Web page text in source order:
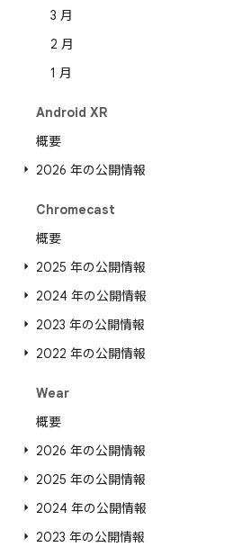
3 月
2 月
1 月
Android XR
概要
2026 年の公開情報
Chromecast
概要
2025 年の公開情報
2024 年の公開情報
2023 年の公開情報
2022 年の公開情報
Wear
概要
2026 年の公開情報
2025 年の公開情報
2024 年の公開情報
2023 年の公開情報